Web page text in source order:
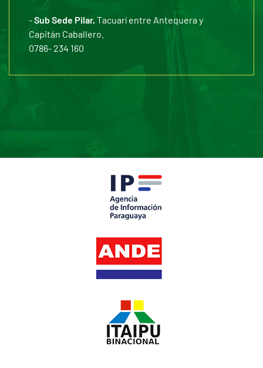
-Sub Sede Pilar, Tacuarí entre Antequera y
Capitán Caballero.
0786- 234 160